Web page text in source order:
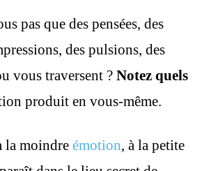
pas que des pensées, des
des pulsions, des
vous traversent ? Notez quels
produit en vous-même.
la moindre émotion, à la petite